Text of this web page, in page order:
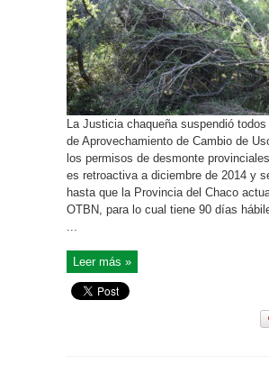
La Justicia chaqueña suspendió
de Aprovechamiento de Cambio de
los permisos de desmonte
es retroactiva a diciembre de 2014 y
hasta que la Provincia del Chaco
OTBN, para lo cual tiene 90 días
Leer más »